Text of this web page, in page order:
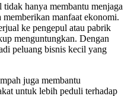
hanya membantu menjaga
manfaat ekonomi.
ke pengepul atau pabrik
menguntungkan. Dengan
peluang bisnis kecil yang
juga membantu
untuk lebih peduli terhadap